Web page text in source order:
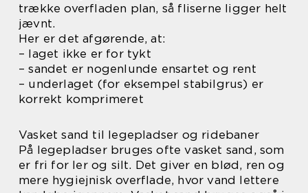
trække overfladen plan, så fliserne ligger helt
jævnt.
Her er det afgørende, at:
– laget ikke er for tykt
– sandet er nogenlunde ensartet og rent
– underlaget (for eksempel stabilgrus) er
korrekt komprimeret
Vasket sand til legepladser og ridebaner
På legepladser bruges ofte vasket sand, som
er fri for ler og silt. Det giver en blød, ren og
mere hygiejnisk overflade, hvor vand lettere